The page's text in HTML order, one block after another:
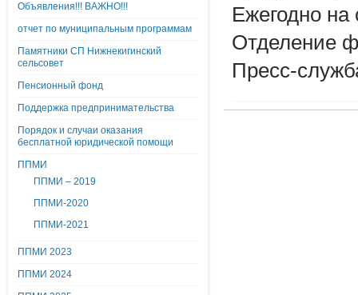
Объявления!!! ВАЖНО!!!
отчет по муниципальным программам
Памятники СП Нижнекигинский
сельсовет
Пенсионный фонд
Поддержка предпринимательства
Порядок и случаи оказания
бесплатной юридической помощи
ППМИ
ППМИ – 2019
ППМИ-2020
ППМИ-2021
ППМИ 2023
ППМИ 2024
Ежегодно на
Отделение
Пресс-